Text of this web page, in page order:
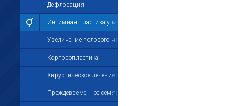
Дефлорация
Интимная пластика у мужчин
Увеличение полового члена
Корпоропластика
Хирургическое лечение импотенции
Преждевременное семяизвержение